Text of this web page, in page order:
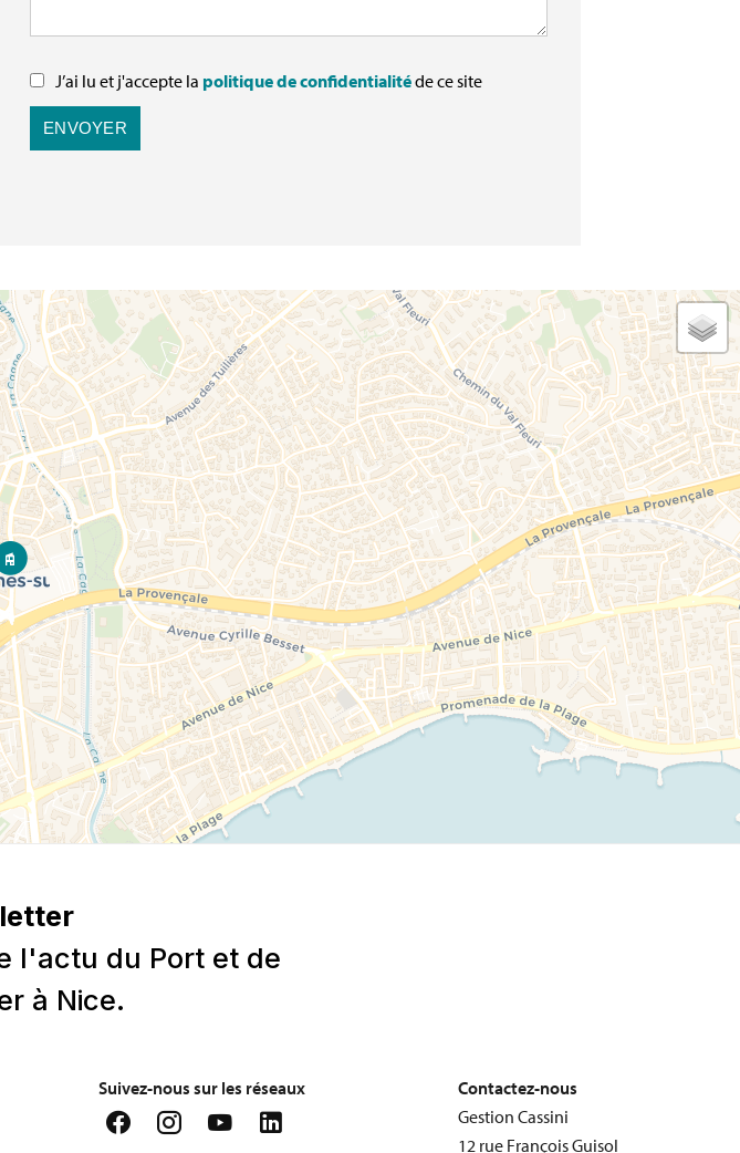
J’ai lu et j'accepte la politique de confidentialitéde ce site
ENVOYER
Suivez-nous sur les réseaux
Contactez-nous
Gestion Cassini
12 rue François Guisol